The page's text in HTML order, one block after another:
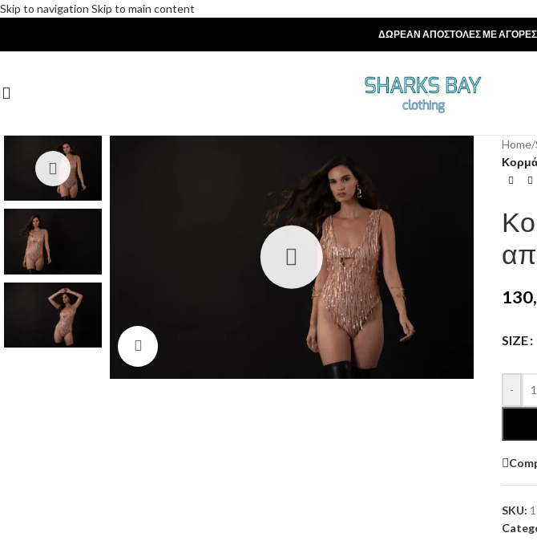
Skip to navigation Skip to main content
ΔΩΡΕΑΝ ΑΠΟΣΤΟΛΕΣ ΜΕ
Home/
SIZE
-
SKU: